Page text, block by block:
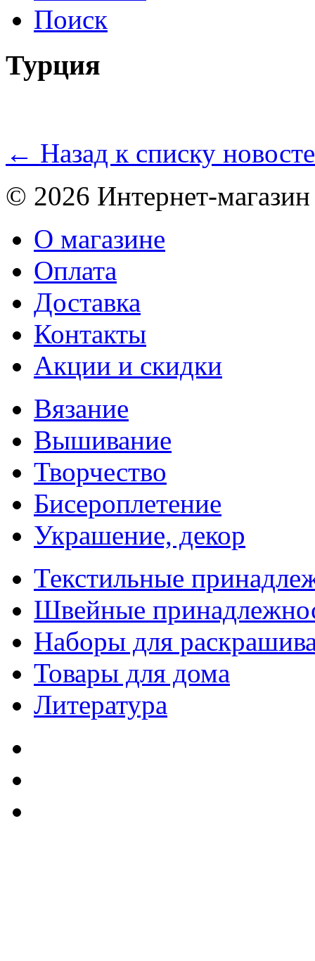
Поиск
Турция
← Назад к списку
© 2026 Интернет-
О магазине
Оплата
Доставка
Контакты
Акции и скидки
Вязание
Вышивание
Творчество
Бисероплетение
Украшение, декор
Текстильные
Швейные
Наборы для
Товары для дома
Литература